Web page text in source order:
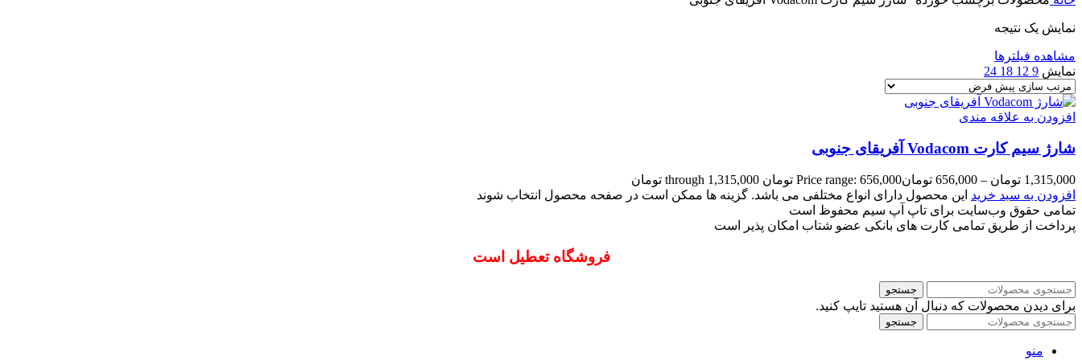
نمایش یک نتیجه
مشاهده فیلترها
نمایش 9
12
18
24
افزودن به علاقه مندی
شارژ سیم کارت Vodacom آفریقای جنوبی
1,315,000 تومان –
656,000 تومانPrice range: 656,000 تومان through 1,315,000 تومان
افزودن به سبد خرید این محصول دارای انواع مختلفی می باشد. گزینه ها ممکن است در صفحه محصول انتخاب شوند
تمامی حقوق وب‌سایت برای تاپ آپ سیم محفوظ است
پرداخت از طریق تمامی کارت های بانکی عضو شتاب امکان پذیر است
فروشگاه تعطیل است
جستجو
برای دیدن محصولات که دنبال آن هستید تایپ کنید.
جستجو
منو